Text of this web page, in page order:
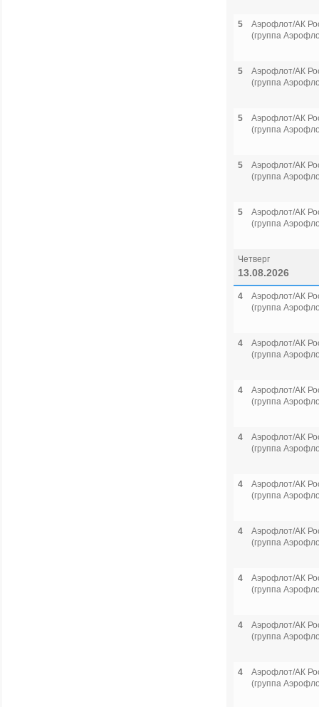
5
Аэрофлот/АК
(группа
5
Аэрофлот/АК
(группа
5
Аэрофлот/АК
(группа
5
Аэрофлот/АК
(группа
5
Аэрофлот/АК
(группа
Четверг
13.08.2026
4
Аэрофлот/АК
(группа
4
Аэрофлот/АК
(группа
4
Аэрофлот/АК
(группа
4
Аэрофлот/АК
(группа
4
Аэрофлот/АК
(группа
4
Аэрофлот/АК
(группа
4
Аэрофлот/АК
(группа
4
Аэрофлот/АК
(группа
4
Аэрофлот/АК
(группа